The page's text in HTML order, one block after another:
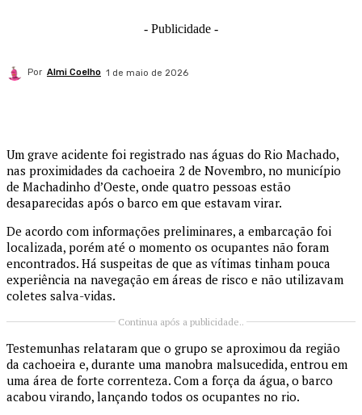
- Publicidade -
Por Almi Coelho 1 de maio de 2026
Um grave acidente foi registrado nas águas do Rio Machado,
nas proximidades da cachoeira 2 de Novembro, no município
de Machadinho d’Oeste, onde quatro pessoas estão
desaparecidas após o barco em que estavam virar.
De acordo com informações preliminares, a embarcação foi
localizada, porém até o momento os ocupantes não foram
encontrados. Há suspeitas de que as vítimas tinham pouca
experiência na navegação em áreas de risco e não utilizavam
coletes salva-vidas.
Continua após a publicidade..
Testemunhas relataram que o grupo se aproximou da região
da cachoeira e, durante uma manobra malsucedida, entrou em
uma área de forte correnteza. Com a força da água, o barco
acabou virando, lançando todos os ocupantes no rio.